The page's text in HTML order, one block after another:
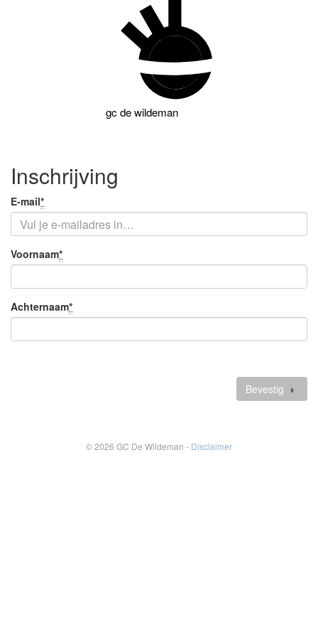
gcde wildeman
Inschrijving
Je
e-
mail
E-mail*
Verplicht
veld
Je
Voornaam*
Verplicht
Achternaam*
Verplicht
Bevestig
© 2026 GC De Wildeman - Disclaimer